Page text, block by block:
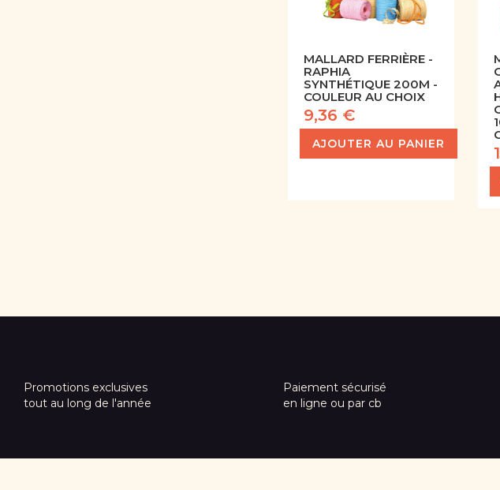
MALLARD FERRIÈRE -
RAPHIA
SYNTHÉTIQUE 200M -
COULEUR AU CHOIX
9,36 €
AJOUTER AU PANIER
Promotions exclusives
tout au long de l'année
Paiement sécurisé
en ligne ou par cb